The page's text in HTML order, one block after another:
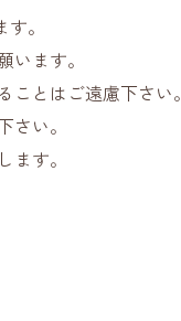
。
ます。
とはご遠慮下さい。
さい。
す。